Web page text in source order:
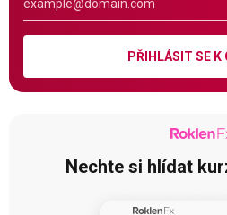
PŘIHLÁSIT SE K
Nechte si hlídat